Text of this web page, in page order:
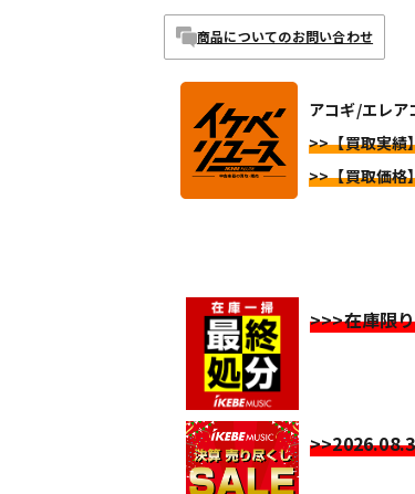
商品についてのお問い合わせ
アコギ/エレア
>>【買取実績
>>【買取価格
>>>在庫限